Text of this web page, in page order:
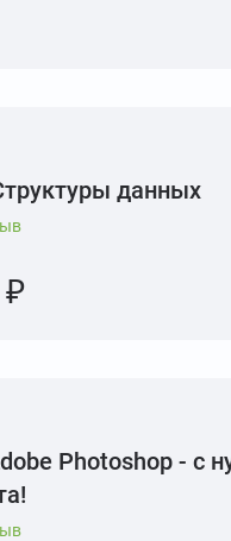
данных
Photoshop - с